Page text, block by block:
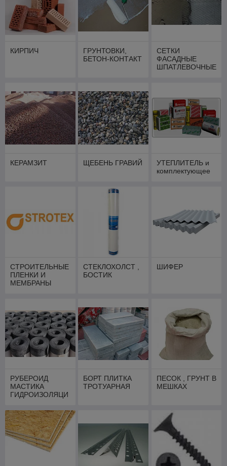
КИРПИЧ
ГРУНТОВКИ,
БЕТОН-КОНТАКТ
СЕТКИ
ФАСАДНЫЕ
ШПАТЛЕВОЧНЫЕ
КЕРАМЗИТ ЩЕБЕНЬ ГРАВИЙ
УТЕПЛИТЕЛЬ и
комплектующее
СТРОИТЕЛЬНЫЕ
ПЛЕНКИ И
МЕМБРАНЫ
СТЕКЛОХОЛСТ ,
БОСТИК
ШИФЕР
РУБЕРОИД
МАСТИКА
ГИДРОИЗОЛЯЦИ
БОРТ ПЛИТКА
ТРОТУАРНАЯ
ПЕСОК , ГРУНТ В
МЕШКАХ